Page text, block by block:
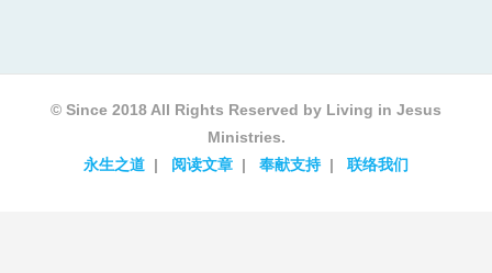
© Since 2018 All Rights Reserved by Living in Jesus
Ministries.
永生之道
阅读文章 奉献支持 联络我们